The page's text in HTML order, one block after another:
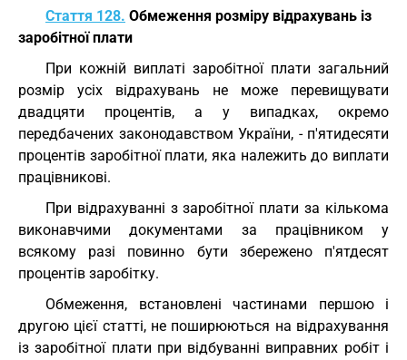
Стаття 128. Обмеження розміру відрахувань із
заробітної плати
При кожній виплаті заробітної плати загальний
розмір усіх відрахувань не може перевищувати
двадцяти процентів, а у випадках, окремо
передбачених законодавством України, - п'ятидесяти
процентів заробітної плати, яка належить до виплати
працівникові.
При відрахуванні з заробітної плати за кількома
виконавчими документами за працівником у
всякому разі повинно бути збережено п'ятдесят
процентів заробітку.
Обмеження, встановлені частинами першою і
другою цієї статті, не поширюються на відрахування
із заробітної плати при відбуванні виправних робіт і